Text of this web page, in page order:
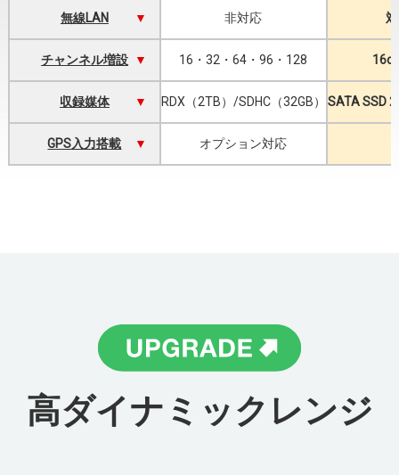
無線LAN ⾮対応
チャンネル増設 16・32・64・96・128
収録媒体 RDX（2TB）/SDHC（32GB） SATA SSD
GPS入力搭載 オプション対応
⾼ダイナミックレンジ